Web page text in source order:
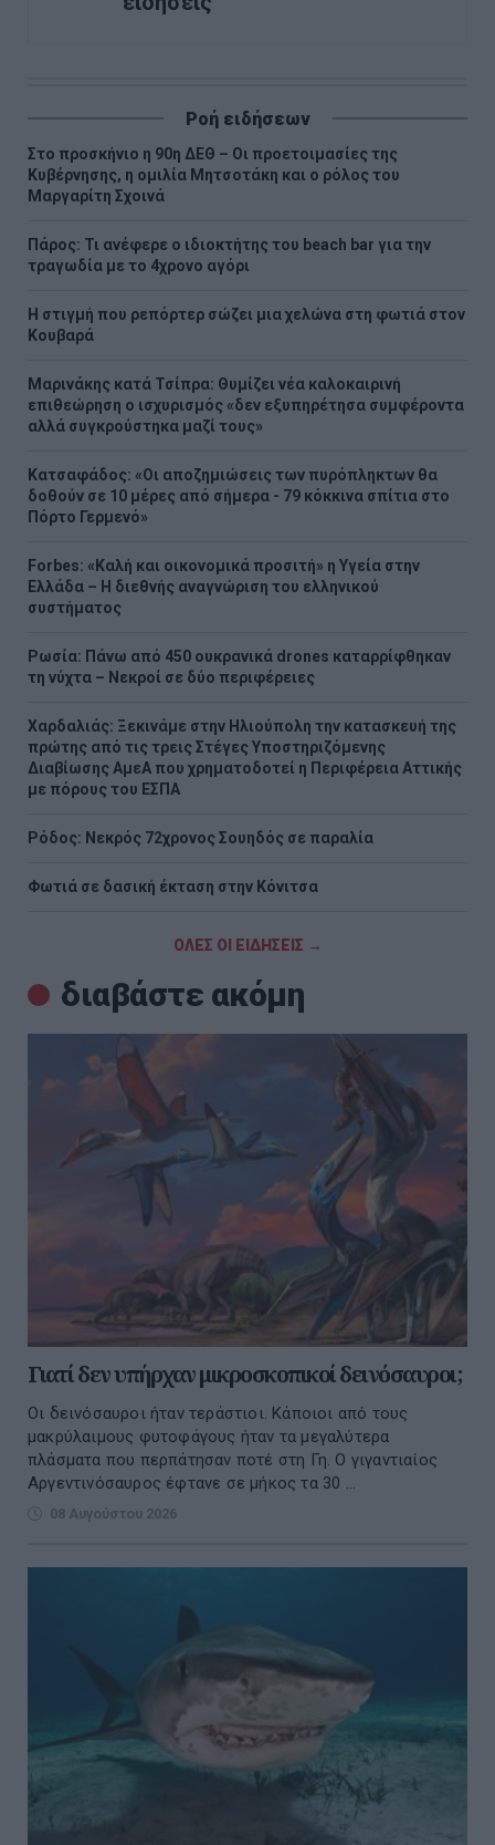
Ροή ειδήσεων
Στο προσκήνιο η 90η ΔΕΘ – Οι προετοιμασίες της
Κυβέρνησης, η ομιλία Μητσοτάκη και ο ρόλος του
Μαργαρίτη Σχοινά
Πάρος: Τι ανέφερε ο ιδιοκτήτης του beach bar για την
τραγωδία με το 4χρονο αγόρι
Η στιγμή που ρεπόρτερ σώζει μια χελώνα στη φωτιά στον
Κουβαρά
Μαρινάκης κατά Τσίπρα: Θυμίζει νέα καλοκαιρινή
επιθεώρηση ο ισχυρισμός «δεν εξυπηρέτησα συμφέροντα
αλλά συγκρούστηκα μαζί τους»
Kατσαφάδος: «Οι αποζημιώσεις των πυρόπληκτων θα
δοθούν σε 10 μέρες από σήμερα - 79 κόκκινα σπίτια στο
Πόρτο Γερμενό»
Forbes: «Καλή και οικονομικά προσιτή» η Υγεία στην
Ελλάδα – Η διεθνής αναγνώριση του ελληνικού
συστήματος
Ρωσία: Πάνω από 450 ουκρανικά drones καταρρίφθηκαν
τη νύχτα – Νεκροί σε δύο περιφέρειες
Χαρδαλιάς: Ξεκινάμε στην Ηλιούπολη την κατασκευή της
πρώτης από τις τρεις Στέγες Υποστηριζόμενης
Διαβίωσης ΑμεΑ που χρηματοδοτεί η Περιφέρεια Αττικής
με πόρους του ΕΣΠΑ
Ρόδος: Νεκρός 72χρονος Σουηδός σε παραλία
Φωτιά σε δασική έκταση στην Κόνιτσα
ΟΛΕΣ ΟΙ ΕΙΔΗΣΕΙΣ →
διαβάστε ακόμη
Γιατί δεν υπήρχαν μικροσκοπικοί δεινόσαυροι;
Oι δεινόσαυροι ήταν τεράστιοι. Κάποιοι από τους
μακρύλαιμους φυτοφάγους ήταν τα μεγαλύτερα
πλάσματα που περπάτησαν ποτέ στη Γη. O γιγαντιαίος
Αργεντινόσαυρος έφτανε σε μήκος τα 30 ...
08 Αυγούστου 2026